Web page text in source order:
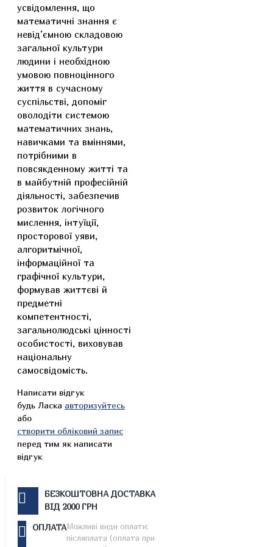
усвідомлення, що
математичні знання є
невід’ємною складовою
загальної культури
людини і необхідною
умовою повноцінного
життя в сучасному
суспільстві, допоміг
оволодіти системою
математичних знань,
навичками та вміннями,
потрібними в
повсякденному житті та
в майбутній професійній
діяльності, забезпечив
розвиток логічного
мислення, інтуїції,
просторової уяви,
алгоритмічної,
інформаційної та
графічної культури,
формував життєві й
предметні
компетентності,
загальнолюдські цінності
особистості, виховував
національну
самосвідомість.
Написати відгук
будь Ласка авторизуйтесь
або
створити обліковий запис
перед тим як написати
відгук
БЕЗКОШТОВНА ДОСТАВКА
ВІД 2000 ГРН
ОПЛАТАМожливі види оплати:
післяплата (оплата при